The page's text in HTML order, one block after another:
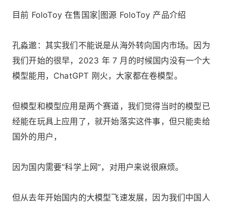
目前 FoloToy 在售国家|图源 FoloToy 产品介绍
孔淼邈：其实我们不能说是从海外转向国内市场。因为
我们开始的很早，2023 年 7 月的时候国内没有一个大
模型能用，ChatGPT 刚火，大家都在卷模型。
但模型和模型应用是两个赛道，我们觉得当时的模型已
经能在玩具上应用了，就开始落实这件事，但只能卖给
国外的用户，
因为国内需要“科学上网”，对用户来说很麻烦。
但从去年开始国内的大模型飞速发展，因为我们中国人